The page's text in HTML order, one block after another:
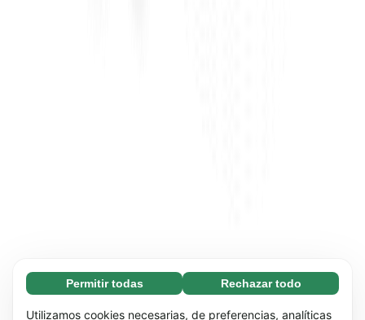
Necesarias (65)
Las cookies necesarias ayudan a que nuestra
Más información
Permitir todas Rechazar todo
Utilizamos cookies necesarias, de preferencias, analíticas